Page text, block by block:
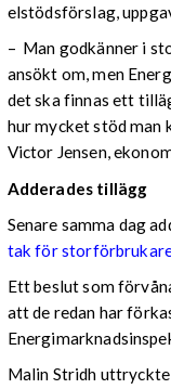
elstödsförslag,
– Man godkänner i
ansökt om, men
det ska finnas ett
hur mycket stöd man
Victor Jensen,
Adderades tillägg
Senare samma dag
tak för
Ett beslut som
att de redan har
Malin Stridh